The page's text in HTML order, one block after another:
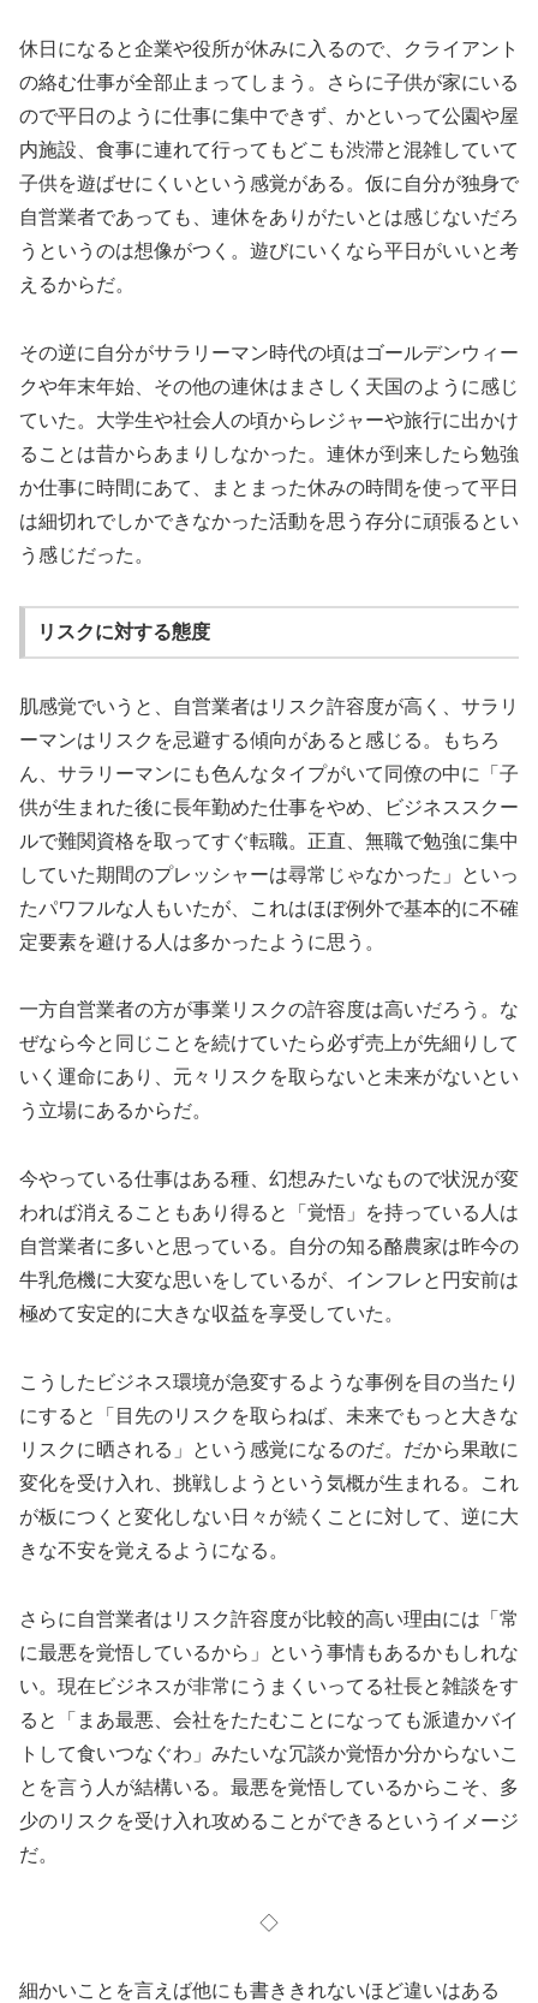
休日になると企業や役所が休みに入るので、クライアント
の絡む仕事が全部止まってしまう。さらに子供が家にいる
ので平日のように仕事に集中できず、かといって公園や屋
内施設、食事に連れて行ってもどこも渋滞と混雑していて
子供を遊ばせにくいという感覚がある。仮に自分が独身で
自営業者であっても、連休をありがたいとは感じないだろ
うというのは想像がつく。遊びにいくなら平日がいいと考
えるからだ。
その逆に自分がサラリーマン時代の頃はゴールデンウィー
クや年末年始、その他の連休はまさしく天国のように感じ
ていた。大学生や社会人の頃からレジャーや旅行に出かけ
ることは昔からあまりしなかった。連休が到来したら勉強
か仕事に時間にあて、まとまった休みの時間を使って平日
は細切れでしかできなかった活動を思う存分に頑張るとい
う感じだった。
リスクに対する態度
肌感覚でいうと、自営業者はリスク許容度が高く、サラリ
ーマンはリスクを忌避する傾向があると感じる。もちろ
ん、サラリーマンにも色んなタイプがいて同僚の中に「子
供が生まれた後に長年勤めた仕事をやめ、ビジネススクー
ルで難関資格を取ってすぐ転職。正直、無職で勉強に集中
していた期間のプレッシャーは尋常じゃなかった」といっ
たパワフルな人もいたが、これはほぼ例外で基本的に不確
定要素を避ける人は多かったように思う。
一方自営業者の方が事業リスクの許容度は高いだろう。な
ぜなら今と同じことを続けていたら必ず売上が先細りして
いく運命にあり、元々リスクを取らないと未来がないとい
う立場にあるからだ。
今やっている仕事はある種、幻想みたいなもので状況が変
われば消えることもあり得ると「覚悟」を持っている人は
自営業者に多いと思っている。自分の知る酪農家は昨今の
牛乳危機に大変な思いをしているが、インフレと円安前は
極めて安定的に大きな収益を享受していた。
こうしたビジネス環境が急変するような事例を目の当たり
にすると「目先のリスクを取らねば、未来でもっと大きな
リスクに晒される」という感覚になるのだ。だから果敢に
変化を受け入れ、挑戦しようという気概が生まれる。これ
が板につくと変化しない日々が続くことに対して、逆に大
きな不安を覚えるようになる。
さらに自営業者はリスク許容度が比較的高い理由には「常
に最悪を覚悟しているから」という事情もあるかもしれな
い。現在ビジネスが非常にうまくいってる社長と雑談をす
ると「まあ最悪、会社をたたむことになっても派遣かバイ
トして食いつなぐわ」みたいな冗談か覚悟か分からないこ
とを言う人が結構いる。最悪を覚悟しているからこそ、多
少のリスクを受け入れ攻めることができるというイメージ
だ。
◇
細かいことを言えば他にも書ききれないほど違いはある